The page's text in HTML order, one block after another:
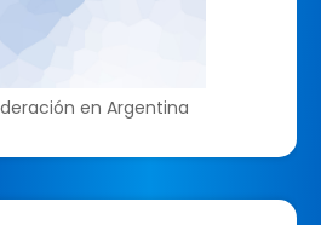
en Argentina